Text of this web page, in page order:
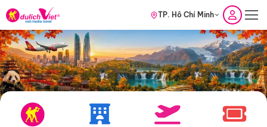
TP. Hồ Chí Minh